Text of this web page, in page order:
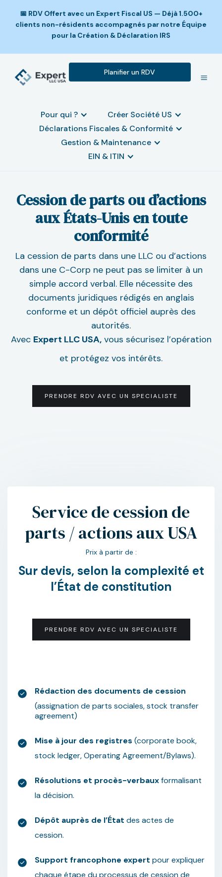
📅 RDV Offert avec un Expert Fiscal US — Déjà 1.500+
clients non-résidents accompagnés par notre Équipe
pour la Création & Déclaration IRS
Planifier un RDV
Pour qui ?
Créer Société US
Déclarations Fiscales & Conformité
Gestion & Maintenance
EIN & ITIN
Cession de parts ou d’actions
aux États-Unis en toute
conformité
La cession de parts dans une LLC ou d’actions
dans une C-Corp ne peut pas se limiter à un
simple accord verbal. Elle nécessite des
documents juridiques rédigés en anglais
conforme et un dépôt officiel auprès des
autorités.
Avec Expert LLC USA,vous sécurisez l’opération
et protégez vos intérêts.
PRENDRE RDV AVEC UN SPECIALISTE
Service de cession de
parts / actions aux USA
Prix à partir de :
Sur devis, selon la complexité et
l’État de constitution
PRENDRE RDV AVEC UN SPECIALISTE
Rédaction des documents de cession
(assignation de parts sociales, stock transfer
agreement)
Mise à jour des registres (corporate book,
stock ledger, Operating Agreement/Bylaws).
Résolutions et procès-verbauxformalisant
la décision.
Dépôt auprès de l’État des actes de
cession.
Support francophone expert pour expliquer
chaque étape du processus de cession de